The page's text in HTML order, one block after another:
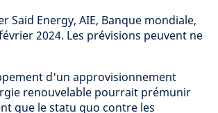
Said Energy, AIE, Banque mondiale,
2024. Les prévisions peuvent ne
d'un approvisionnement
renouvelable pourrait prémunir
que le statu quo contre les